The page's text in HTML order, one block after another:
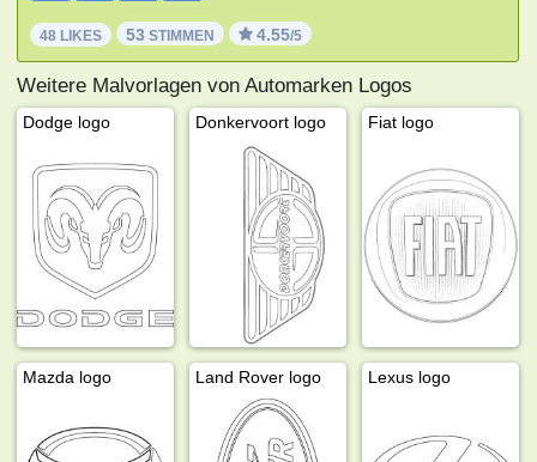
48 LIKES 53 STIMMEN 4.55/5
Weitere Malvorlagen von Automarken Logos
Dodge logo Donkervoort logo Fiat logo
Mazda logo Land Rover logo Lexus logo